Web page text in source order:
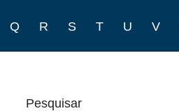
Q R S T U V
Pesquisar